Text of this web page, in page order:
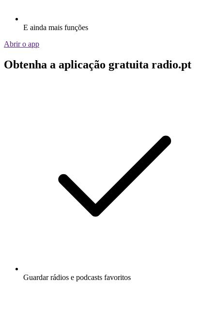
E ainda mais funções
Abrir o app
Obtenha a aplicação gratuita radio.pt
Guardar rádios e podcasts favoritos